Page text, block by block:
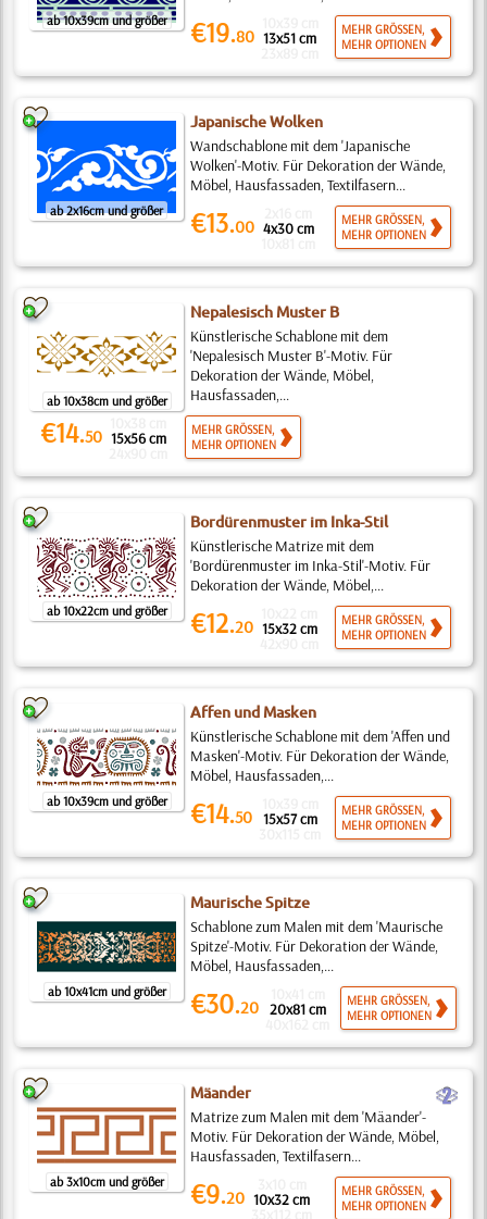
ab 10x39cm und größer €19.80 13x51 cm
MEHR GRÖSSEN,
MEHR OPTIONEN
ab 2x16cm und größer
Japanische Wolken
Wandschablone mit dem 'Japanische
Wolken'-Motiv. Für Dekoration der Wände,
Möbel, Hausfassaden, Textilfasern...
€13.00 4x30 cm
MEHR GRÖSSEN,
MEHR OPTIONEN
ab 10x38cm und größer
Nepalesisch Muster B
Künstlerische Schablone mit dem
'Nepalesisch Muster B'-Motiv. Für
Dekoration der Wände, Möbel,
Hausfassaden,...
€14.50 15x56 cm
MEHR GRÖSSEN,
MEHR OPTIONEN
ab 10x22cm und größer
Bordürenmuster im Inka-Stil
Künstlerische Matrize mit dem
'Bordürenmuster im Inka-Stil'-Motiv. Für
Dekoration der Wände, Möbel,...
€12.20 15x32 cm
MEHR GRÖSSEN,
MEHR OPTIONEN
ab 10x39cm und größer
Affen und Masken
Künstlerische Schablone mit dem 'Affen und
Masken'-Motiv. Für Dekoration der Wände,
Möbel, Hausfassaden,...
€14.50 15x57 cm
MEHR GRÖSSEN,
MEHR OPTIONEN
ab 10x41cm und größer
Maurische Spitze
Schablone zum Malen mit dem 'Maurische
Spitze'-Motiv. Für Dekoration der Wände,
Möbel, Hausfassaden,...
€30.20 20x81 cm
MEHR GRÖSSEN,
MEHR OPTIONEN
ab 3x10cm und größer
Mäander b
Matrize zum Malen mit dem 'Mäander'-
Motiv. Für Dekoration der Wände, Möbel,
Hausfassaden, Textilfasern...
€9.20 10x32 cm
MEHR GRÖSSEN,
MEHR OPTIONEN